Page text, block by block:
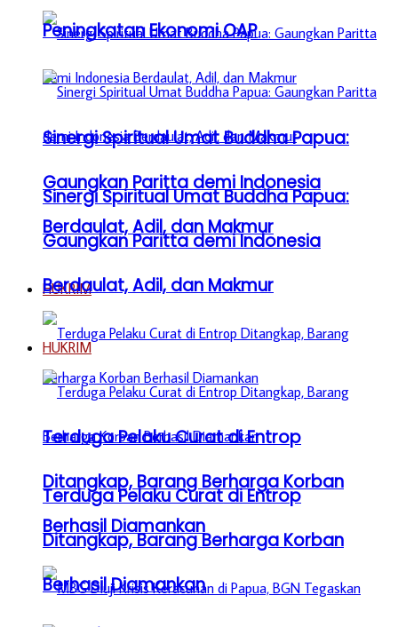
Sinergi Spiritual Umat Buddha Papua:
Gaungkan Paritta demi Indonesia
Berdaulat, Adil, dan Makmur
HUKRIM
Terduga Pelaku Curat di Entrop
Ditangkap, Barang Berharga Korban
Berhasil Diamankan
Peningkatan Ekonomi OAP
Sinergi Spiritual Umat Buddha Papua:
Gaungkan Paritta demi Indonesia
Berdaulat, Adil, dan Makmur
HUKRIM
Terduga Pelaku Curat di Entrop
Ditangkap, Barang Berharga Korban
Berhasil Diamankan